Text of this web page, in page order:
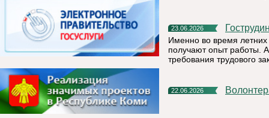
23.06.2026
Именно во время летних
получают опыт работы.
требования трудового
22.06.2026